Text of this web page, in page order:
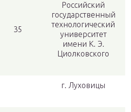
35
Российский
государственный
технологический
университет
имени К. Э.
Циолковского
г. Луховицы